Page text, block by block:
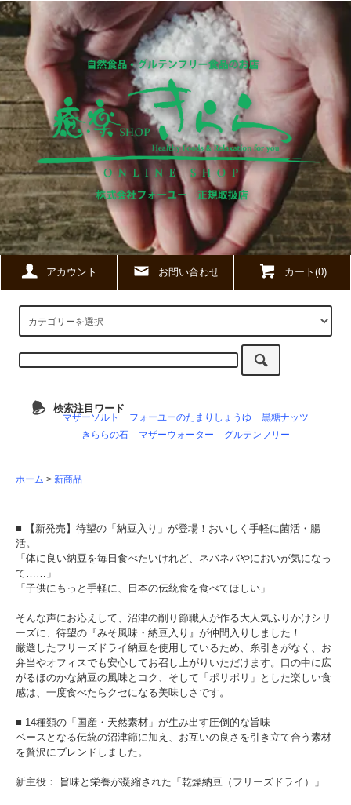
アカウント お問い合わせ カート(0)
検索注目ワード
マザーソルト フォーユーのたまりしょうゆ
黒糖ナッツ
きららの石
マザーウォーター グルテンフリー
ホーム > 新商品
■ 【新発売】待望の「納豆入り」が登場！おいしく手軽に菌活・腸
活。
「体に良い納豆を毎日食べたいけれど、ネバネバやにおいが気になっ
て……」
「子供にもっと手軽に、日本の伝統食を食べてほしい」
そんな声にお応えして、沼津の削り節職人が作る大人気ふりかけシリ
ーズに、待望の『みそ風味・納豆入り』が仲間入りしました！
厳選したフリーズドライ納豆を使用しているため、糸引きがなく、お
弁当やオフィスでも安心してお召し上がりいただけます。口の中に広
がるほのかな納豆の風味とコク、そして「ポリポリ」とした楽しい食
感は、一度食べたらクセになる美味しさです。
■ 14種類の「国産・天然素材」が生み出す圧倒的な旨味
ベースとなる伝統の沼津節に加え、お互いの良さを引き立て合う素材
を贅沢にブレンドしました。
新主役： 旨味と栄養が凝縮された「乾燥納豆（フリーズドライ）」